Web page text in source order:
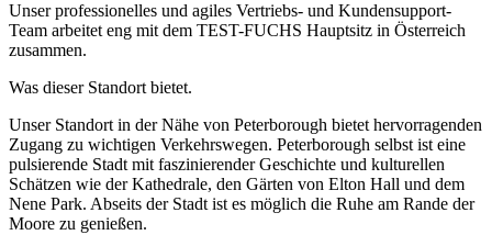
Unser professionelles und agiles Vertriebs- und Kundensupport-
Team arbeitet eng mit dem TEST-FUCHS Hauptsitz in Österreich
zusammen.
Was dieser Standort bietet.
Unser Standort in der Nähe von Peterborough bietet hervorragenden
Zugang zu wichtigen Verkehrswegen. Peterborough selbst ist eine
pulsierende Stadt mit faszinierender Geschichte und kulturellen
Schätzen wie der Kathedrale, den Gärten von Elton Hall und dem
Nene Park. Abseits der Stadt ist es möglich die Ruhe am Rande der
Moore zu genießen.